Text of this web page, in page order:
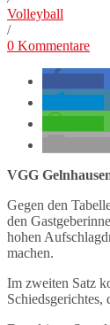
Volleyball
/
0 Kommentare
VGG
Gegen den
den
hohen
machen.
Im zweiten Satz
Schiedsgerichtes,